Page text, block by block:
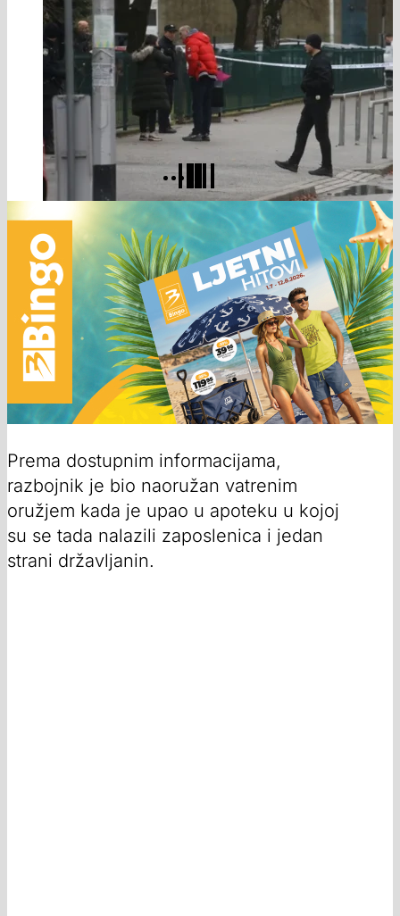
Prema dostupnim informacijama,
razbojnik je bio naoružan vatrenim
oružjem kada je upao u apoteku u kojoj
su se tada nalazili zaposlenica i jedan
strani državljanin.